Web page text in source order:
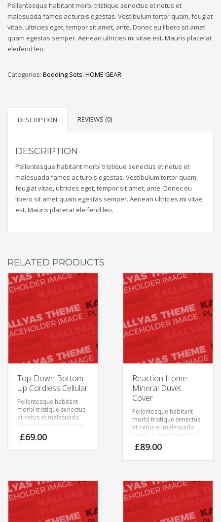
Pellentesque habitant morbi tristique senectus et netus et
malesuada fames ac turpis egestas. Vestibulum tortor quam, feugiat
vitae, ultricies eget, tempor sit amet, ante. Donec eu libero sit amet
quam egestas semper. Aenean ultricies mi vitae est. Mauris placerat
eleifend leo.
Categories: Bedding Sets,HOME GEAR
DESCRIPTION REVIEWS (0)
DESCRIPTION
Pellentesque habitant morbi tristique senectus et netus et
malesuada fames ac turpis egestas. Vestibulum tortor quam,
feugiat vitae, ultricies eget, tempor sit amet, ante. Donec eu
libero sit amet quam egestas semper. Aenean ultricies mi vitae
est. Mauris placerat eleifend leo.
RELATED PRODUCTS
Top-Down Bottom-
Up Cordless Cellular
Pellentesque habitant
morbi tristique senectus
et netus et malesuada
fames ac turpis egestas.
Vestibulum tortor quam,
feugiat vitae, ultricies
mi vitae est. Mauris
placerat eleifend leo.
£69.00
Reaction Home
Mineral Duvet
Cover
Pellentesque habitant
morbi tristique senectus
et netus et malesuada
fames ac turpis egestas.
Vestibulum tortor quam,
feugiat vitae, ultricies
semper. Aenean ultricies
mi vitae est. Mauris
placerat eleifend leo.
£89.00